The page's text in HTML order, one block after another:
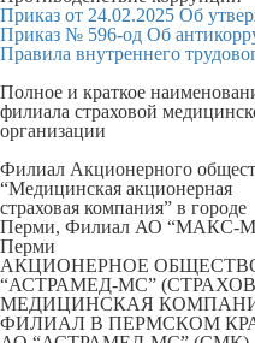
Приказ от 24.02.2025 Об
Приказ № 596-од Об
Правила внутреннего
Полное и краткое
филиала страховой
организации
Филиал Акционерного
“Медицинская акционерная
страховая компания” в городе
Перми, Филиал АО “МАКС-
Перми
АКЦИОНЕРНОЕ
“АСТРАМЕД-МС”
МЕДИЦИНСКАЯ
ФИЛИАЛ В ПЕРМСКОМ